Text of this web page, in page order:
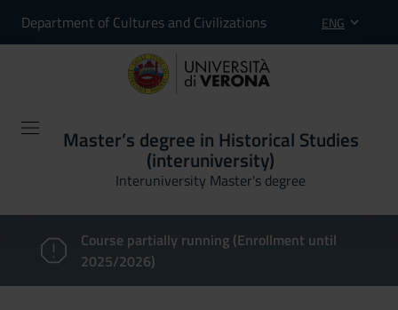
Department of Cultures and Civilizations ENG
Master’s degree in Historical Studies
(interuniversity)
Interuniversity Master's degree
Course partially running (Enrollment until
2025/2026)